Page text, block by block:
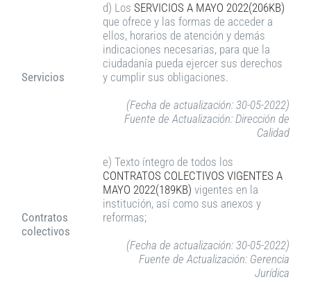
Servicios
d) Los SERVICIOS A MAYO 2022(206KB)
que ofrece y las formas de acceder a
ellos, horarios de atención y demás
indicaciones necesarias, para que la
ciudadanía pueda ejercer sus derechos
y cumplir sus obligaciones.
(Fecha de actualización: 30-05-2022)
Fuente de Actualización: Dirección de
Calidad
Contratos
colectivos
e) Texto íntegro de todos los
CONTRATOS COLECTIVOS VIGENTES A
MAYO 2022(189KB) vigentes en la
institución, así como sus anexos y
reformas;
(Fecha de actualización: 30-05-2022)
Fuente de Actualización: Gerencia
Jurídica